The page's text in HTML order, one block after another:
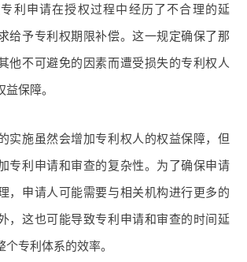
利申请在授权过程中经历了不合理的延
给予专利权期限补偿。这一规定确保了那
他不可避免的因素而遭受损失的专利权人
保障。
实施虽然会增加专利权人的权益保障，但
专利申请和审查的复杂性。为了确保申请
，申请人可能需要与相关机构进行更多的
，这也可能导致专利申请和审查的时间延
专利体系的效率。